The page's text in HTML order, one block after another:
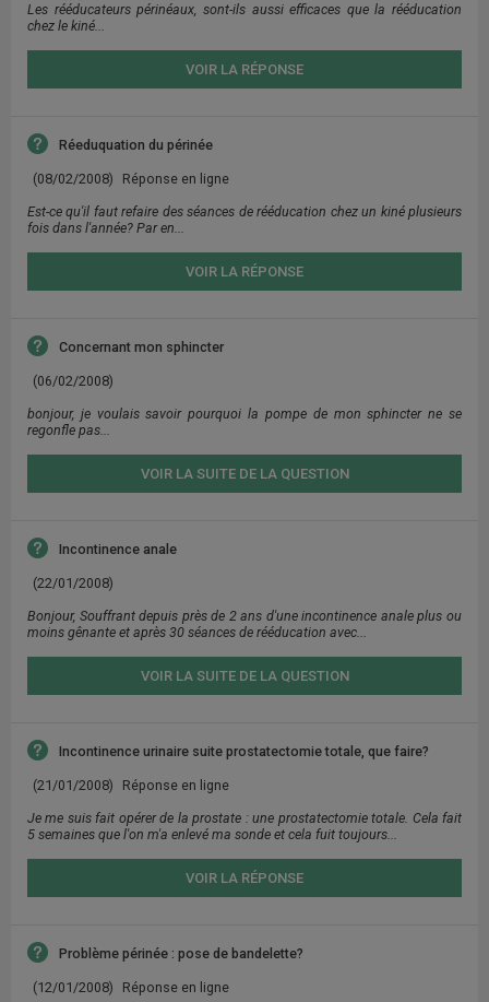
Les rééducateurs périnéaux, sont-ils aussi efficaces que la rééducation
chez le kiné...
VOIR LA RÉPONSE
Réeduquation du périnée
(08/02/2008)
Réponse en ligne
Est-ce qu'il faut refaire des séances de rééducation chez un kiné plusieurs
fois dans l'année? Par en...
VOIR LA RÉPONSE
Concernant mon sphincter
(06/02/2008)
bonjour, je voulais savoir pourquoi la pompe de mon sphincter ne se
regonfle pas...
VOIR LA SUITE DE LA QUESTION
Incontinence anale
(22/01/2008)
Bonjour, Souffrant depuis près de 2 ans d'une incontinence anale plus ou
moins gênante et après 30 séances de rééducation avec...
VOIR LA SUITE DE LA QUESTION
Incontinence urinaire suite prostatectomie totale, que faire?
(21/01/2008)
Réponse en ligne
Je me suis fait opérer de la prostate : une prostatectomie totale. Cela fait
5 semaines que l'on m'a enlevé ma sonde et cela fuit toujours...
VOIR LA RÉPONSE
Problème périnée : pose de bandelette?
(12/01/2008)
Réponse en ligne